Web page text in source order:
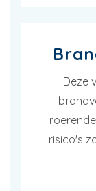
Deze
risico's